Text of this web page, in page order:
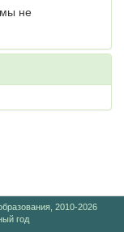
не
2010-2026
год